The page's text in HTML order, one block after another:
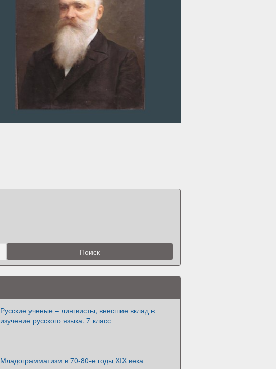
Русские ученые – лингвисты, внесшие вклад в
изучение русского языка. 7 класс
Младограмматизм в 70-80-е годы XIX века